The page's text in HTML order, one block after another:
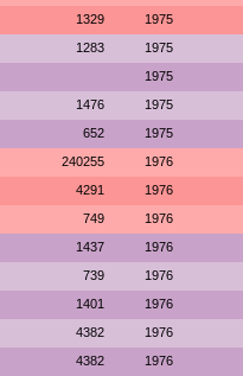
1329 1975
1283 1975
1975
1476 1975
652 1975
240255 1976
4291 1976
749 1976
1437 1976
739 1976
1401 1976
4382 1976
4382 1976